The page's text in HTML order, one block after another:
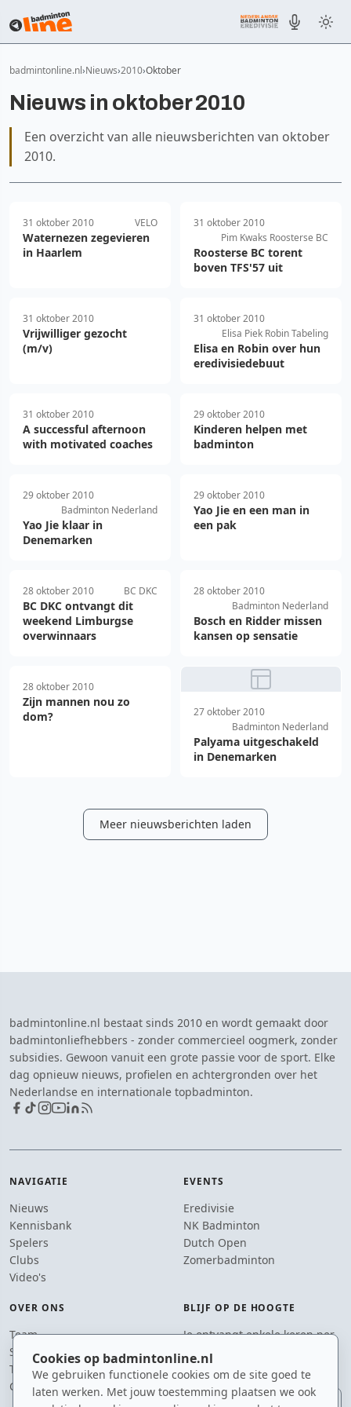
Cookies op badmintonline.nl
We gebruiken functionele cookies om de site goed te
laten werken. Met jouw toestemming plaatsen we ook
badmintonline.nl Nieuws 2010 Oktober
Nieuws in oktober 2010
Een overzicht van alle nieuwsberichten van oktober
2010.
31 oktober 2010 VELO
Waternezen zegevieren
in Haarlem
31 oktober 2010
Pim Kwaks Roosterse BC
Roosterse BC torent
boven TFS'57 uit
31 oktober 2010
Vrijwilliger gezocht
(m/v)
31 oktober 2010
Elisa Piek Robin Tabeling
Elisa en Robin over hun
eredivisiedebuut
31 oktober 2010
A successful afternoon
with motivated coaches
29 oktober 2010
Kinderen helpen met
badminton
29 oktober 2010
Badminton Nederland
Yao Jie klaar in
Denemarken
29 oktober 2010
Yao Jie en een man in
een pak
28 oktober 2010 BC DKC
BC DKC ontvangt dit
weekend Limburgse
overwinnaars
28 oktober 2010
Badminton Nederland
Bosch en Ridder missen
kansen op sensatie
28 oktober 2010
Zijn mannen nou zo
dom?
27 oktober 2010
Badminton Nederland
Palyama uitgeschakeld
in Denemarken
Meer nieuwsberichten laden
badmintonline.nl bestaat sinds 2010 en wordt gemaakt door
badmintonliefhebbers - zonder commercieel oogmerk, zonder
subsidies. Gewoon vanuit een grote passie voor de sport. Elke
dag opnieuw nieuws, profielen en achtergronden over het
Nederlandse en internationale topbadminton.
NAVIGATIE
Nieuws
Kennisbank
Spelers
Clubs
Video's
EVENTS
Eredivisie
NK Badminton
Dutch Open
Zomerbadminton
OVER ONS
Team
Supporters
Tip de redactie
Contact
BLIJF OP DE HOOGTE
Je ontvangt enkele keren per
jaar een e-mail met het
laatste badmintonnieuws.
E-mailadres